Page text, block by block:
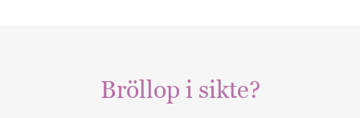
Bröllop i sikte?